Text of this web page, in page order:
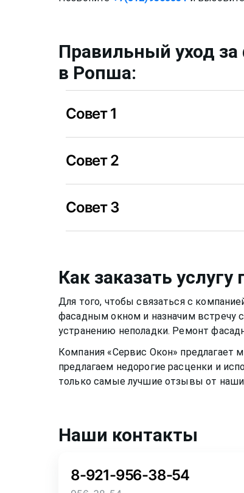
Правильный уход за
в Ропша:
Совет 1
спиртовой или любой другой
Совет 2
уже можно применять не несильно
например, спиртовой. Нужно быть
или резину.
Совет 3
окноможет прослужить вам
Как заказать услугу
Для того, чтобы связаться с
фасадным окном и назначим встречу
устранению неполадки. Ремонт
Компания «Сервис Окон»
предлагаем недорогие расценки и
только самые лучшие отзывы от
Наши контакты
8-921-956-38-54